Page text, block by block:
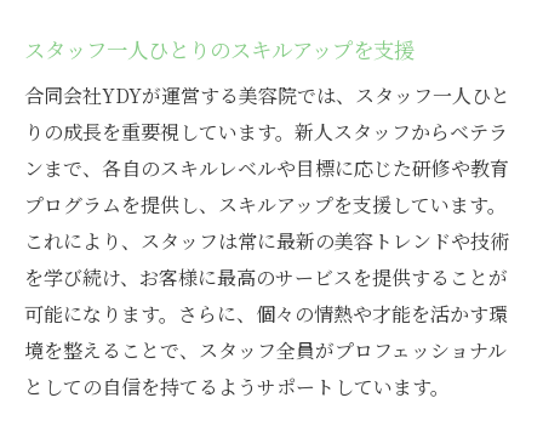
スタッフ一人ひとりのスキルアップを支援
合同会社YDYが運営する美容院では、スタッフ一人ひと
りの成長を重要視しています。新人スタッフからベテラ
ンまで、各自のスキルレベルや目標に応じた研修や教育
プログラムを提供し、スキルアップを支援しています。
これにより、スタッフは常に最新の美容トレンドや技術
を学び続け、お客様に最高のサービスを提供することが
可能になります。さらに、個々の情熱や才能を活かす環
境を整えることで、スタッフ全員がプロフェッショナル
としての自信を持てるようサポートしています。